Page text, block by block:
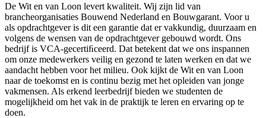
De Wit en van Loon levert kwaliteit. Wij zijn lid van
brancheorganisaties Bouwend Nederland en Bouwgarant. Voor u
als opdrachtgever is dit een garantie dat er vakkundig, duurzaam en
volgens de wensen van de opdrachtgever gebouwd wordt. Ons
bedrijf is VCA-gecertiﬁceerd. Dat betekent dat we ons inspannen
om onze medewerkers veilig en gezond te laten werken en dat we
aandacht hebben voor het milieu. Ook kijkt de Wit en van Loon
naar de toekomst en is continu bezig met het opleiden van jonge
vakmensen. Als erkend leerbedrijf bieden we studenten de
mogelijkheid om het vak in de praktijk te leren en ervaring op te
doen.